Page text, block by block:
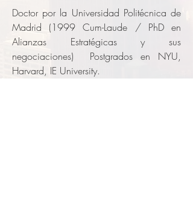
Doctor por la Universidad Politécnica de
Madrid (1999 Cum-Laude / PhD en
Alianzas Estratégicas y sus
negociaciones) Postgrados en NYU,
Harvard, IE University.